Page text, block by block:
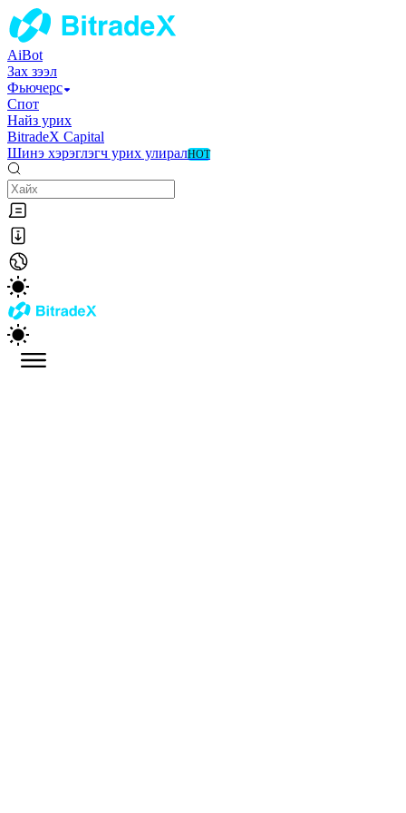
AiBot
Зах зээл
Фьючерс
Спот
Найз урих
BitradeX Capital
Шинэ хэрэглэгч урих улиралHOT